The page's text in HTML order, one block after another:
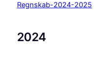
Regnskab-2024-2025
2024